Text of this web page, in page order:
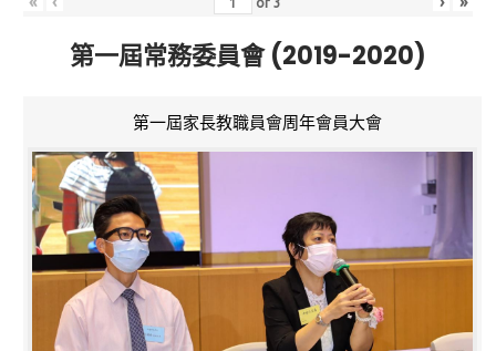
第一屆常務委員會 (2019-2020)
第一屆家長教職員會周年會員大會